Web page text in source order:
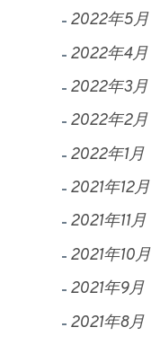
2022年5月
2022年4月
2022年3月
2022年2月
2022年1月
2021年12月
2021年11月
2021年10月
2021年9月
2021年8月